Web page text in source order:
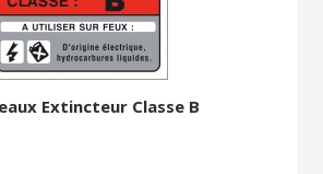
Extincteur Classe B